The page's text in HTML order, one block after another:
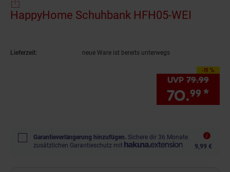
HappyHome Schuhbank HFH05-WEI
Lieferzeit: neue Ware ist bereits unterwegs
-11 %
Sie Sparen 11
UVP 79.99
70.99 *
Garantieverlängerung hinzufügen. Sichere dir 36 Monate
zusätzlichen Garantieschutz mit
9,99 €